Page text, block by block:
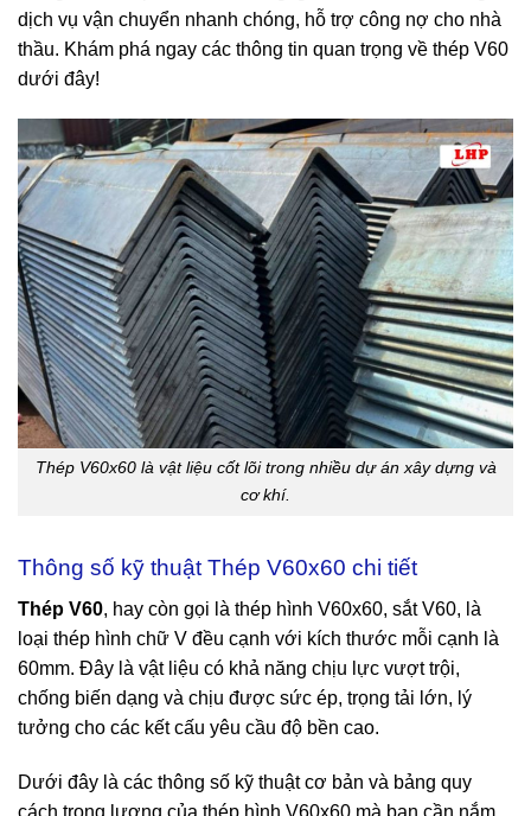
dịch vụ vận chuyển nhanh chóng, hỗ trợ công nợ cho nhà
thầu. Khám phá ngay các thông tin quan trọng về thép V60
dưới đây!
Thép V60x60 là vật liệu cốt lõi trong nhiều dự án xây dựng và
cơ khí.
Thông số kỹ thuật Thép V60x60 chi tiết
Thép V60, hay còn gọi là thép hình V60x60, sắt V60, là
loại thép hình chữ V đều cạnh với kích thước mỗi cạnh là
60mm. Đây là vật liệu có khả năng chịu lực vượt trội,
chống biến dạng và chịu được sức ép, trọng tải lớn, lý
tưởng cho các kết cấu yêu cầu độ bền cao.
Dưới đây là các thông số kỹ thuật cơ bản và bảng quy
cách trọng lượng của thép hình V60x60 mà bạn cần nắm